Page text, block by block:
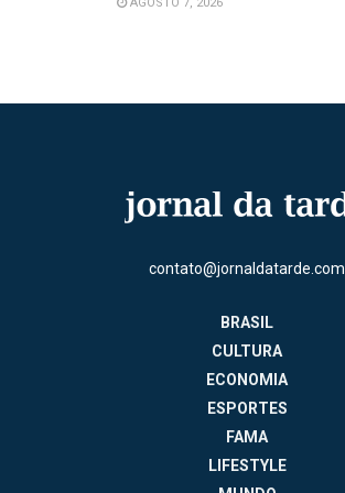
AGOSTO 7, 2026
contato@jornaldatarde.com
BRASIL
CULTURA
ECONOMIA
ESPORTES
FAMA
LIFESTYLE